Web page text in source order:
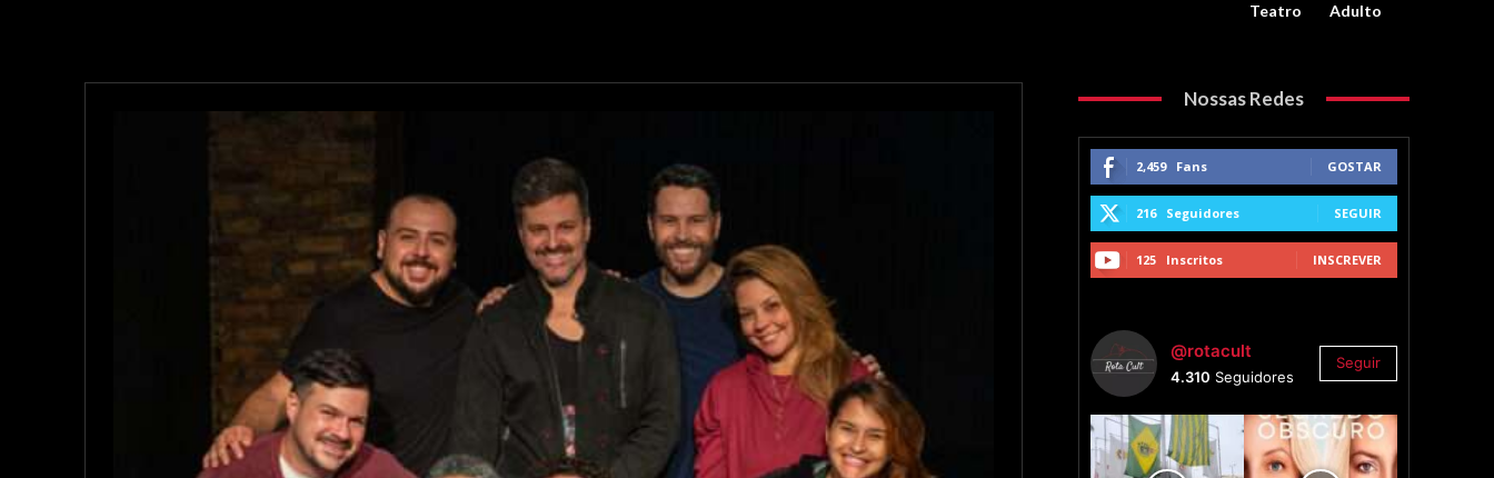
Teatro Adulto
Nossas Redes
2,459 Fans GOSTAR
216 Seguidores SEGUIR
125 Inscritos INSCREVER
@rotacult
4.310 Seguidores
Seguir